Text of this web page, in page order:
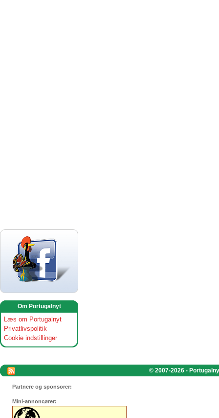
Om Portugalnyt
Læs om Portugalnyt
Privatlivspolitik
Cookie indstillinger
© 2007-2026 -
Partnere og sponsorer:
Mini-annoncører: